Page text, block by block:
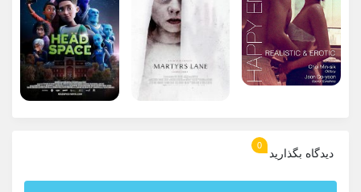
دیدگاه بگذارید
0